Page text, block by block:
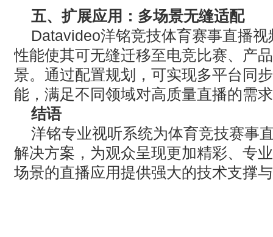
五、扩展应用：多场景无缝适配
Datavideo洋铭竞技体育赛事直播
性能使其可无缝迁移至电竞比赛、产
景。通过配置规划，可实现多平台同
能，满足不同领域对高质量直播的需
结语
洋铭专业视听系统为体育竞技赛事
解决方案，为观众呈现更加精彩、专
场景的直播应用提供强大的技术支撑